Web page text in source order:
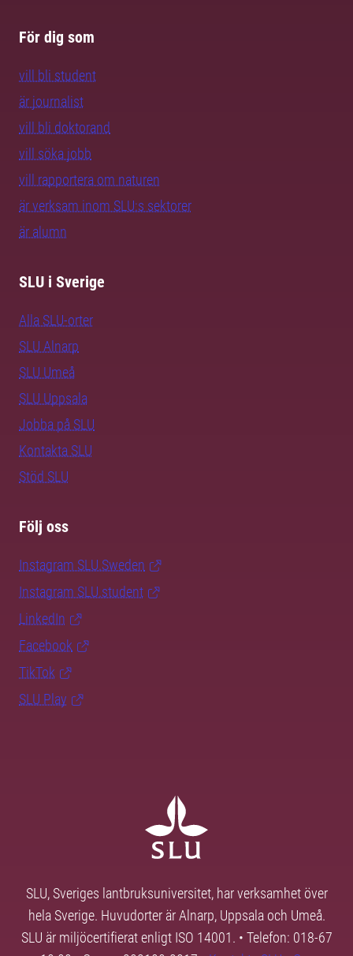
För dig som
vill bli student
är journalist
vill bli doktorand
vill söka jobb
vill rapportera om naturen
är verksam inom SLU:s sektorer
är alumn
SLU i Sverige
Alla SLU-orter
SLU Alnarp
SLU Umeå
SLU Uppsala
Jobba på SLU
Kontakta SLU
Stöd SLU
Följ oss
Instagram SLU.Sweden
Instagram SLU.student
LinkedIn
Facebook
TikTok
SLU Play
SLU, Sveriges lantbruksuniversitet, har verksamhet över
hela Sverige. Huvudorter är Alnarp, Uppsala och Umeå.
SLU är miljöcertifierat enligt ISO 14001. • Telefon: 018-67